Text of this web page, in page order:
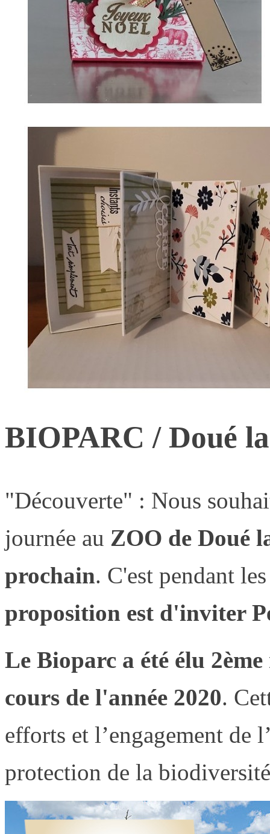
BIOPARC / Doué
"Découverte" : Nous
journée au ZOO de Doué
prochain. C'est pendant
proposition est d'inviter
Le Bioparc a été élu
cours de l'année 2020.
efforts et l’engagement de
protection de la